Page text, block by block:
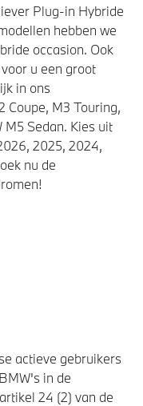
Plug-in Hybride
hebben we
occasion. Ook
u een groot
in ons
Coupe, M3 Touring,
Sedan. Kies uit
2025, 2024,
nu de
actieve gebruikers
in de
24 (2) van de